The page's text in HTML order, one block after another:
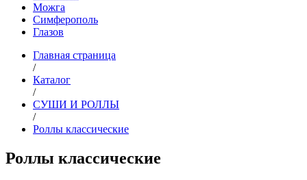
Можга
Симферополь
Глазов
Главная страница
/
Каталог
/
СУШИ И РОЛЛЫ
/
Роллы классические
Роллы классические